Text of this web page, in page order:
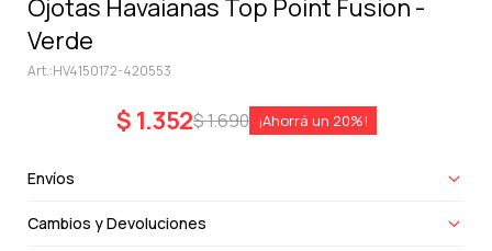
Ojotas Havaianas Top Point Fusion -
Verde
HV4150172-420553
$ 1.352$1.690 20
Envíos
Cambios y Devoluciones